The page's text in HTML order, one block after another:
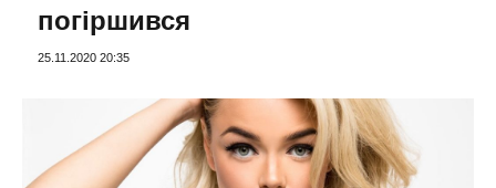
погіршився
25.11.2020 20:35